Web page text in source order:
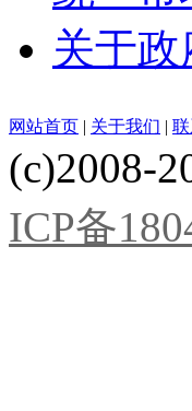
关于
网站首页 | 关于我们 |
(c)2008-
ICP备